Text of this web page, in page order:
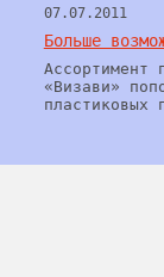
07.07.2011
Больше
Ассортимент
«Визави»
пластиковых